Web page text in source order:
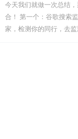
今天我们就做一次总结
合！ 第一个：谷歌搜索
家，检测你的同行，去